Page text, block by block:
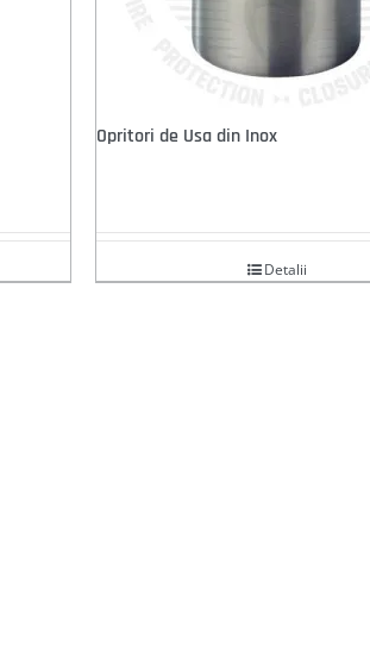
Opritori de Usa din Inox
Detalii